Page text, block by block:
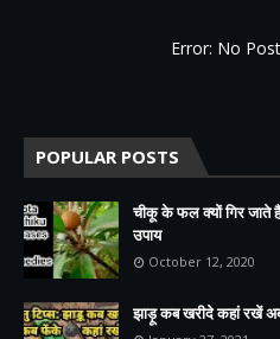
Error: No
POPULAR POSTS
चीकू के फल क्यों गिर
उपाय
October 12, 2020
झाड़ू कब खरीदे कहां रखें